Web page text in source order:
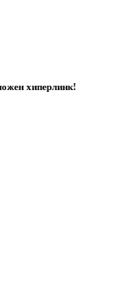
хиперлинк!